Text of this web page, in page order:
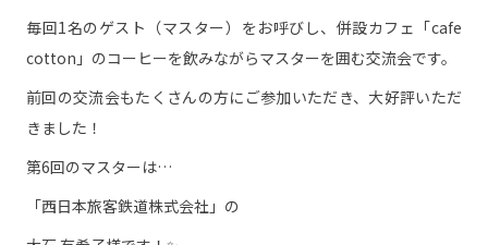
毎回1名のゲスト（マスター）をお呼びし、併設カフェ「cafe
cotton」のコーヒーを飲みながらマスターを囲む交流会です。
前回の交流会もたくさんの方にご参加いただき、大好評いただ
きました！
第6回のマスターは…
「西日本旅客鉄道株式会社」の